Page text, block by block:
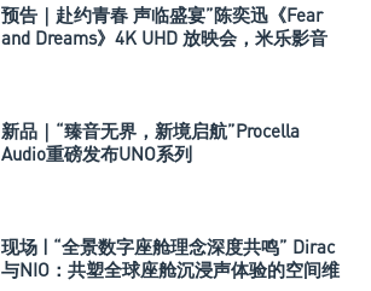
预告｜赴约青春 声临盛宴”陈奕迅《Fear
and Dreams》4K UHD 放映会，米乐影音
新品｜“臻音无界，新境启航”Procella
Audio重磅发布UNO系列
现场 | “全景数字座舱理念深度共鸣” Dirac
与NIO：共塑全球座舱沉浸声体验的空间维